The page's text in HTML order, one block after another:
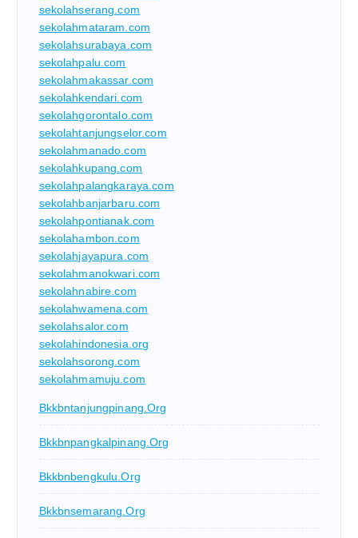
sekolahserang.com
sekolahmataram.com
sekolahsurabaya.com
sekolahpalu.com
sekolahmakassar.com
sekolahkendari.com
sekolahgorontalo.com
sekolahtanjungselor.com
sekolahmanado.com
sekolahkupang.com
sekolahpalangkaraya.com
sekolahbanjarbaru.com
sekolahpontianak.com
sekolahambon.com
sekolahjayapura.com
sekolahmanokwari.com
sekolahnabire.com
sekolahwamena.com
sekolahsalor.com
sekolahindonesia.org
sekolahsorong.com
sekolahmamuju.com
Bkkbntanjungpinang.org
Bkkbnpangkalpinang.org
Bkkbnbengkulu.org
Bkkbnsemarang.org